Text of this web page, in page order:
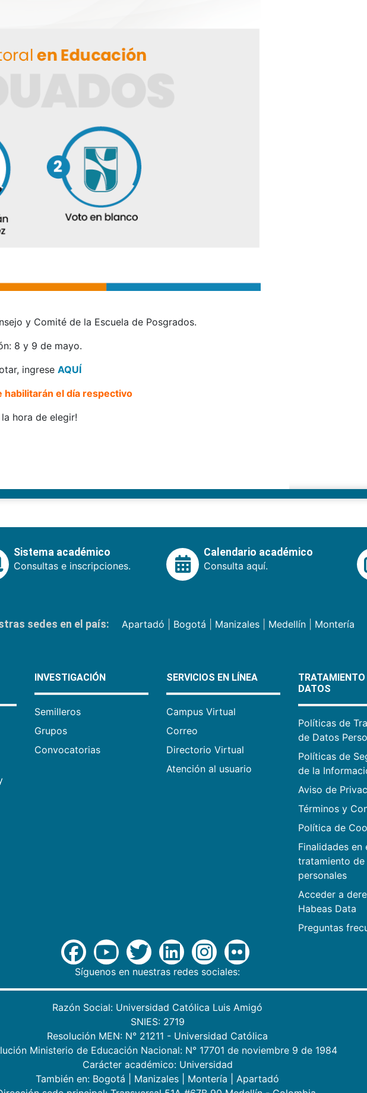
y Comité de la Escuela de Posgrados.
8 y 9 de mayo.
ingrese AQUÍ
habilitarán el día respectivo
la hora de elegir!
Sistema académico
Consultas e inscripciones.
Calendario académico
Consulta aquí.
sedes en el país: Apartadó Bogotá Manizales| Medellín| Montería
INVESTIGACIÓN
Semilleros
Grupos
Convocatorias
SERVICIOS EN LÍNEA
Campus Virtual
Correo
Directorio Virtual
Atención al usuario
TRATAMIENTO
DATOS
Políticas de
de Datos
Políticas de
de la
Aviso de
Términos y
Política de
Finalidades en
tratamiento
personales
Acceder a
Habeas Data
Preguntas
Síguenos en nuestras redes sociales:
Razón Social: Universidad Católica Luis Amigó
SNIES: 2719
Resolución MEN: N° 21211 - Universidad Católica
Ministerio de Educación Nacional: N° 17701 de noviembre 9 de 1984
Carácter académico: Universidad
También en: Bogotá Manizales Montería
Apartadó